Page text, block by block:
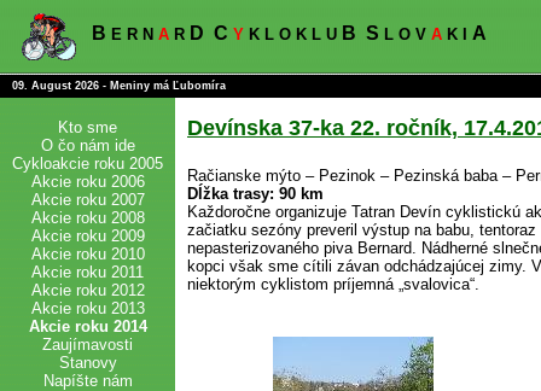
B E R N A R D C Y K L O K L U B S L O V A K I A
09. August 2026 - Meniny má Ľubomíra
Kto sme
O čo nám ide
Cykloakcie roku 2005
Akcie roku 2006
Akcie roku 2007
Akcie roku 2008
Akcie roku 2009
Akcie roku 2010
Akcie roku 2011
Akcie roku 2012
Akcie roku 2013
Akcie roku 2014
Zaujímavosti
Stanovy
Napíšte nám
Devínska 37-ka 22. ročník,
Račianske mýto – Pezinok – Pezinská baba –
Dĺžka trasy: 90 km
Každoročne organizuje Tatran Devín cyklistickú
začiatku sezóny preveril výstup na babu,
nepasterizovaného piva Bernard. Nádherné
kopci však sme cítili závan odchádzajúcej zimy.
niektorým cyklistom príjemná „svalovica“.